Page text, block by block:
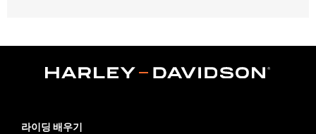
Sold Separately:Screamin' Eagle Timer Cover Base
WARRANTY: 1 year limited warranty – Go to
라이딩 배우기